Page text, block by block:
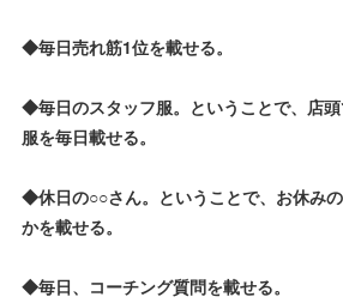
◆毎日売れ筋1位を載せる。
◆毎日のスタッフ服。ということで、店
服を毎日載せる。
◆休日の○○さん。ということで、お休み
かを載せる。
◆毎日、コーチング質問を載せる。